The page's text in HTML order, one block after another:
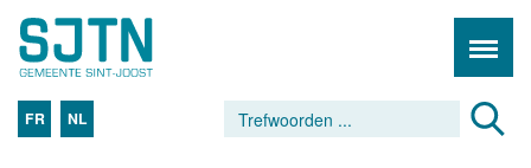
FR NL